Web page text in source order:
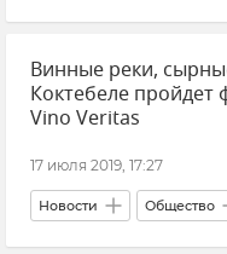
Общество
Ремонт и строительство
Винные реки,
Коктебеле пройдет
Vino Veritas
17 июля 2019, 17:27
Новости Общество
Виноделие в Крыму